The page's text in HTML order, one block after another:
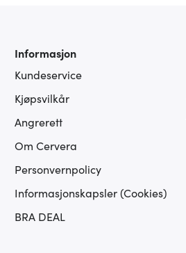
Informasjon
Kundeservice
Kjøpsvilkår
Angrerett
Om Cervera
Personvernpolicy
Informasjonskapsler (Cookies)
BRA DEAL